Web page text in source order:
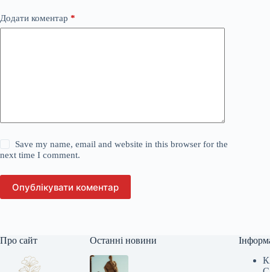
Додати коментар *
Save my name, email and website in this browser for the
next time I comment.
Опублікувати коментар
Про сайт Останні новини